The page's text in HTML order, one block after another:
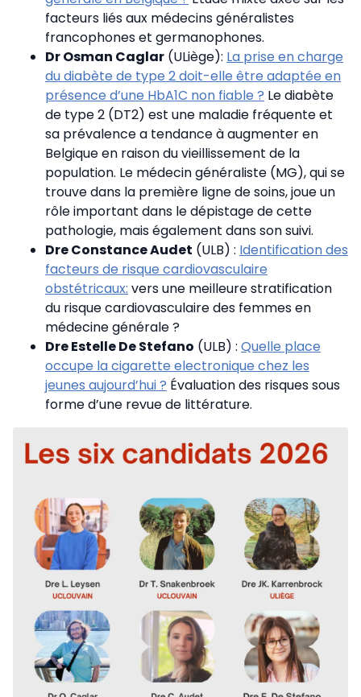
facteurs liés aux médecins généralistes
francophones et germanophones.
Dr Osman Caglar (ULiège): La prise en charge
du diabète de type 2 doit-elle être adaptée en
présence d’une HbA1C non fiable ? Le diabète
de type 2 (DT2) est une maladie fréquente et
sa prévalence a tendance à augmenter en
Belgique en raison du vieillissement de la
population. Le médecin généraliste (MG), qui se
trouve dans la première ligne de soins, joue un
rôle important dans le dépistage de cette
pathologie, mais également dans son suivi.
Dre Constance Audet (ULB) : Identification des
facteurs de risque cardiovasculaire
obstétricaux: vers une meilleure stratification
du risque cardiovasculaire des femmes en
médecine générale ?
Dre Estelle De Stefano (ULB) : Quelle place
occupe la cigarette electronique chez les
jeunes aujourd’hui ? Évaluation des risques sous
forme d’une revue de littérature.